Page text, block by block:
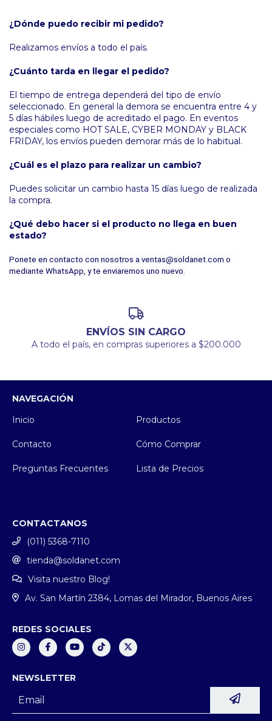
¿Dónde puedo recibir mi pedido?
Realizamos envíos a todo el país.
¿Cuánto tarda en llegar el pedido?
El tiempo de entrega dependerá del tipo de envío
seleccionado. En general la demora se encuentra entre 4 y
5 días hábiles luego de acreditado el pago. En eventos
especiales como HOT SALE, CYBER MONDAY y BLACK
FRIDAY, los envíos pueden demorar más de lo habitual.
¿Cuál es el plazo para realizar un cambio?
Puedes solicitar un cambio hasta 15 días luego de realizada
la compra.
¿Qué debo hacer si el producto no llega en buen
estado?
Ponete en contacto con nosotros a ventas@soldanet.com o
mediante WhatsApp, y te enviaremos uno nuevo.
ENVÍOS SIN CARGO
A todo el país, en compras superiores a $200.000
NAVEGACIÓN
Inicio
Productos
Contacto Cómo Comprar
Preguntas Frecuentes Lista de Precios
CONTACTANOS
(011) 5368-7110
tienda@soldanet.com
Visita nuestro Blog!
Av. San Martín 2384, Lomas del Mirador, Buenos Aires
REDES SOCIALES
NEWSLETTER